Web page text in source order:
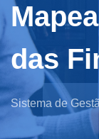
das
Sistema de